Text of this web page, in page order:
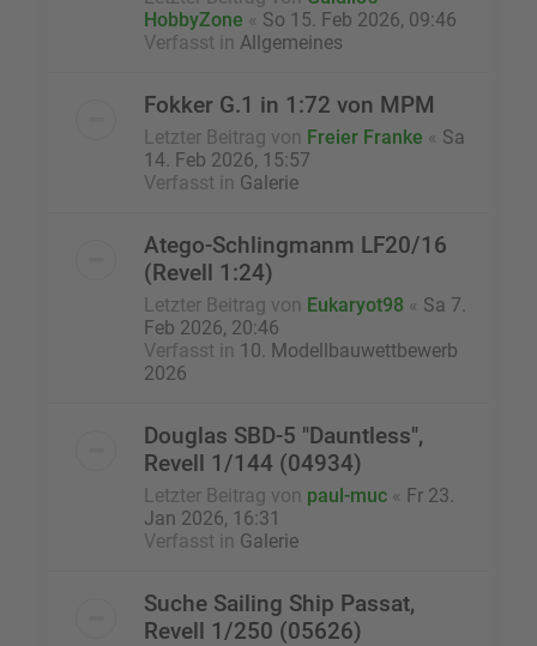
HobbyZone « So 15. Feb 2026, 09:46
Verfasst in Allgemeines
Fokker G.1 in 1:72 von MPM
Letzter Beitrag von Freier Franke « Sa
14. Feb 2026, 15:57
Verfasst in Galerie
Atego-Schlingmanm LF20/16
(Revell 1:24)
Letzter Beitrag von Eukaryot98 « Sa 7.
Feb 2026, 20:46
Verfasst in 10. Modellbauwettbewerb
2026
Douglas SBD-5 "Dauntless",
Revell 1/144 (04934)
Letzter Beitrag von paul-muc « Fr 23.
Jan 2026, 16:31
Verfasst in Galerie
Suche Sailing Ship Passat,
Revell 1/250 (05626)